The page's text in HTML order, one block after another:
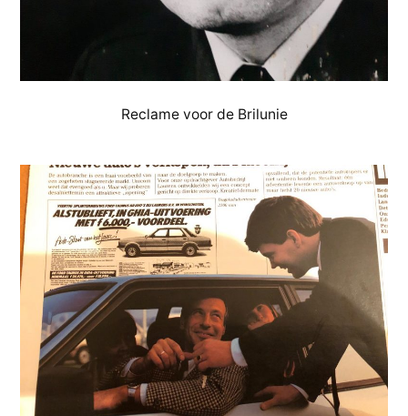
Reclame voor de Brilunie